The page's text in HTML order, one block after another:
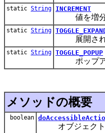
static String INCREMENT
値を増分
static String
展開された
static String TOGGLE_POPUP
ポップアッ
メソッドの概要
boolean
オブジェクトに